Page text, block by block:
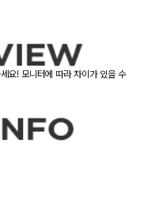
요! 모니터에 따라 차이가 있을 수